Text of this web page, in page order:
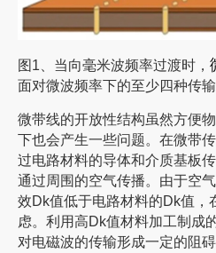
图1、当向毫米波频率过渡时，
面对微波频率下的至少四种传
微带线的开放性结构虽然方便
下也会产生一些问题。在微带
过电路材料的导体和介质基板
通过周围的空气传播。由于空
效Dk值低于电路材料的Dk值，
虑。利用高Dk值材料加工制成
对电磁波的传输形成一定的阻